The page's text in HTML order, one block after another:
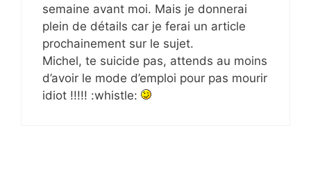
semaine avant moi. Mais je donnerai
plein de détails car je ferai un article
prochainement sur le sujet.
Michel, te suicide pas, attends au moins
d’avoir le mode d’emploi pour pas mourir
idiot !!!!! :whistle: